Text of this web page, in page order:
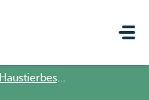
Haustierbesitzer